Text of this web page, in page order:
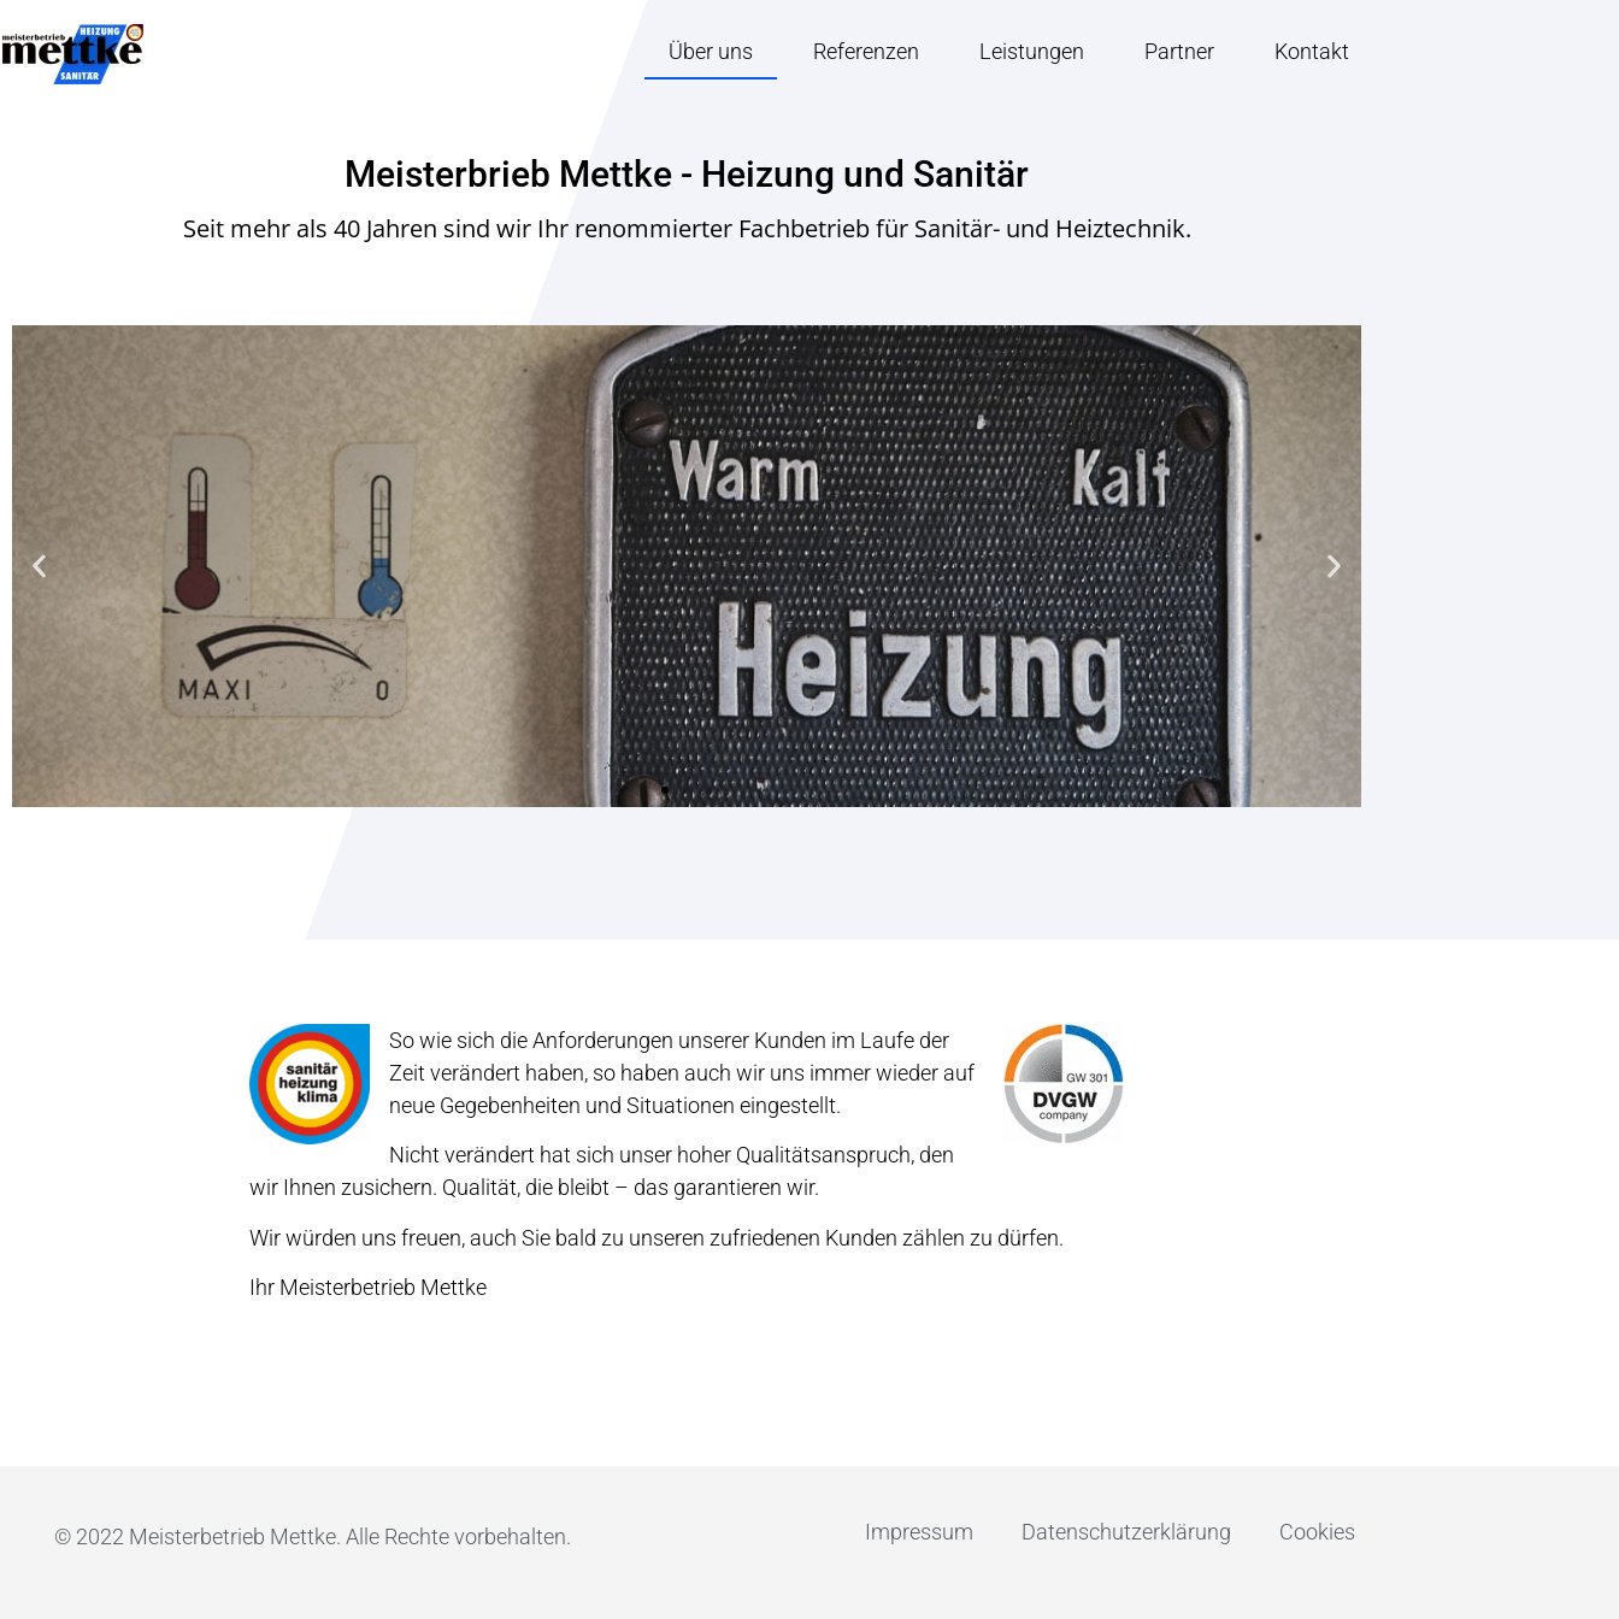
Über uns Referenzen Leistungen Partner Kontakt
Meisterbrieb Mettke - Heizung und Sanitär
Seit mehr als 40 Jahren sind wir Ihr renommierter Fachbetrieb für Sanitär- und Heiztechnik.
So wie sich die Anforderungen unserer Kunden im Laufe der
Zeit verändert haben, so haben auch wir uns immer wieder auf
neue Gegebenheiten und Situationen eingestellt.
Nicht verändert hat sich unser hoher Qualitätsanspruch, den
wir Ihnen zusichern. Qualität, die bleibt – das garantieren wir.
Wir würden uns freuen, auch Sie bald zu unseren zufriedenen Kunden zählen zu dürfen.
Ihr Meisterbetrieb Mettke
© 2022 Meisterbetrieb Mettke. Alle Rechte vorbehalten. Impressum Datenschutzerklärung Cookies